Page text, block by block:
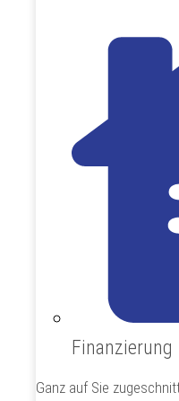
Finanzierung
Ganz auf Sie